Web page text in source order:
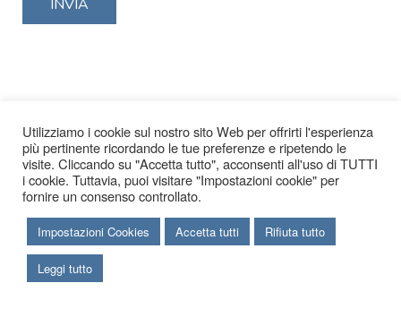
Utilizziamo i cookie sul nostro sito Web per offrirti l'esperienza
più pertinente ricordando le tue preferenze e ripetendo le
visite. Cliccando su "Accetta tutto", acconsenti all'uso di TUTTI
i cookie. Tuttavia, puoi visitare "Impostazioni cookie" per
fornire un consenso controllato.
Impostazioni Cookies Accetta tutti Rifiuta tutto
Leggi tutto